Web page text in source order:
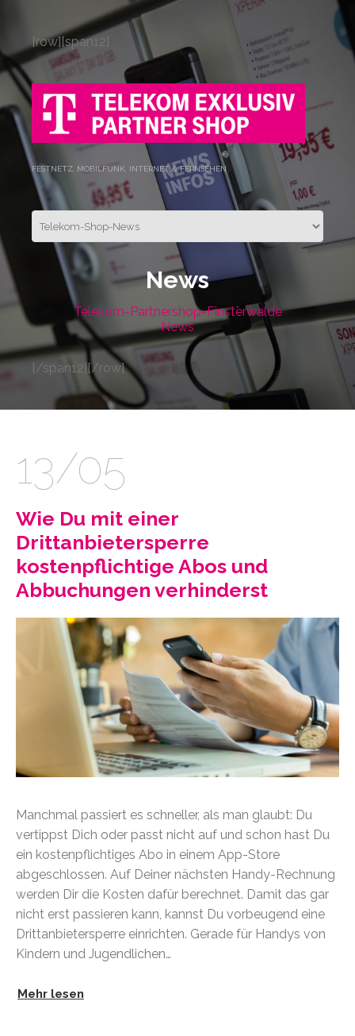
[row][span12]
FESTNETZ, MOBILFUNK, INTERNET & FERNSEHEN
News
Telekom-Partnershop-Finsterwalde
News
[/span12][/row]
13/05
Wie Du mit einer
Drittanbietersperre
kostenpflichtige Abos und
Abbuchungen verhinderst
Manchmal passiert es schneller, als man glaubt: Du
vertippst Dich oder passt nicht auf und schon hast Du
ein kostenpflichtiges Abo in einem App-Store
abgeschlossen. Auf Deiner nächsten Handy-Rechnung
werden Dir die Kosten dafür berechnet. Damit das gar
nicht erst passieren kann, kannst Du vorbeugend eine
Drittanbietersperre einrichten. Gerade für Handys von
Kindern und Jugendlichen…
Mehr lesen